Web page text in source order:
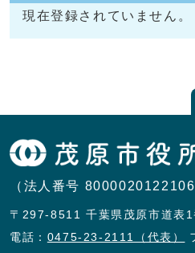
現在登録されていません。
（法人番号 8000020122106
〒297-8511 千葉県茂原市道表1
電話： 0475-23-2111（代表）